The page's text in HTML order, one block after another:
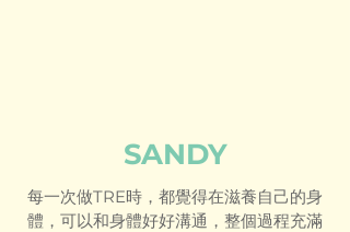
SANDY
每一次做TRE時，都覺得在滋養自己的身
體，可以和身體好好溝通，整個過程充滿